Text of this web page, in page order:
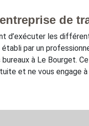
de
d’exécuter les
par un
bureaux à Le
et ne vous engage à